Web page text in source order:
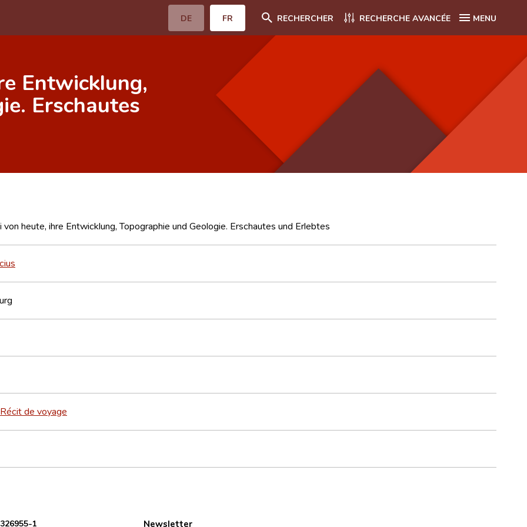
DE FR RECHERCHER RECHERCHE AVANCÉE MENU
Entwicklung,
Erschautes
von heute, ihre Entwicklung, Topographie und Geologie. Erschautes und Erlebtes
Récit de voyage
1 Newsletter